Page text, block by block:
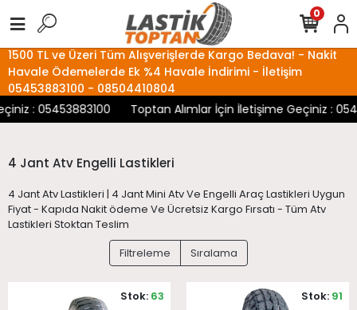
1500 TL ve Üzeri Tüm Alışverişlerde Kargo Bedava! - Nakit
Havale Ödemelerde Ek %4 Havale İndirimi - İletişim
05453883100 - 08504410804
: 05453883100
Toptan Alımlar İçin İletişime Geçiniz :
0
4 Jant Atv Engelli Lastikleri
4 Jant Atv Lastikleri | 4 Jant Mini Atv Ve Engelli Araç Lastikleri Uygun
Fiyat - Kapıda Nakit ödeme Ve Ücretsiz Kargo Fırsatı - Tüm Atv
Lastikleri Stoktan Teslim
Filtreleme
Sıralama
Stok: 63 Stok: 91